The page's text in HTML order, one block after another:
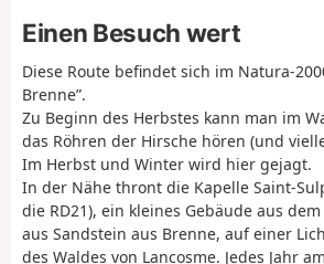
Einen Besuch wert
Diese Route befindet sich im Natura-
Brenne”.
Zu Beginn des Herbstes kann man im
das Röhren der Hirsche hören (und
Im Herbst und Winter wird hier gejagt.
In der Nähe thront die Kapelle Saint-
die RD21), ein kleines Gebäude aus
aus Sandstein aus Brenne, auf einer
des Waldes von Lancosme. Jedes Jahr